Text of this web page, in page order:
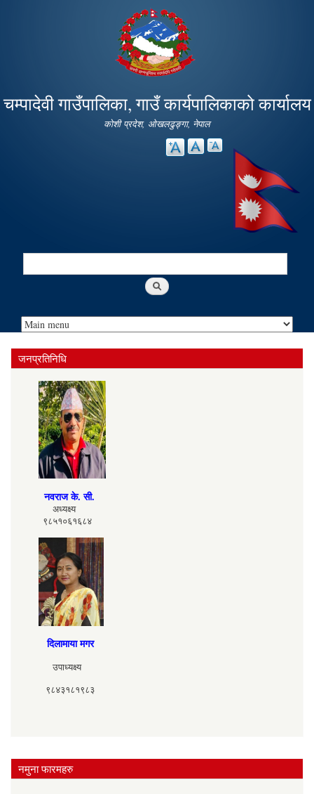
main
content
चम्पादेवी गाउँपालिका, गाउँ कार्यपालिकाको कार्यालय
कोशी प्रदेश, ओखलढुङ्गा, नेपाल
Search
जनप्रतिनिधि
नवराज के. सी.
अध्यक्ष्य
९८५१०६१६८४
दिलामाया मगर
उपाध्यक्ष्य
९८४३१८१९८३
नमुना फारमहरु